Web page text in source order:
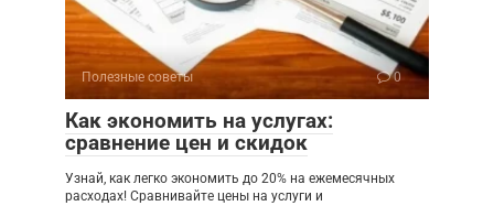
Полезные советы 0
Как экономить на услугах:
сравнение цен и скидок
Узнай, как легко экономить до 20% на ежемесячных
расходах! Сравнивайте цены на услуги и